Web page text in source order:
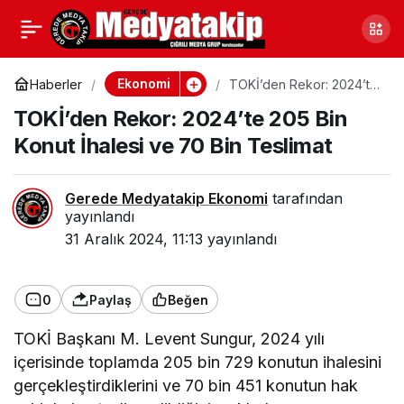
Haberler Ekonomi
TOKİ’den Rekor: 2024’te
70 Bin Teslimat
TOKİ’den Rekor: 2024’te 205 Bin
Konut İhalesi ve 70 Bin Teslimat
Gerede Medyatakip Ekonomi tarafından
yayınlandı
31 Aralık 2024, 11:13 yayınlandı
0 Paylaş Beğen
TOKİ Başkanı M. Levent Sungur, 2024 yılı
içerisinde toplamda 205 bin 729 konutun ihalesini
gerçekleştirdiklerini ve 70 bin 451 konutun hak
2025 Erdemir Personel
Alımı: Başvuru Şartları
ve Tarihi Belli Oldu
Paylaş